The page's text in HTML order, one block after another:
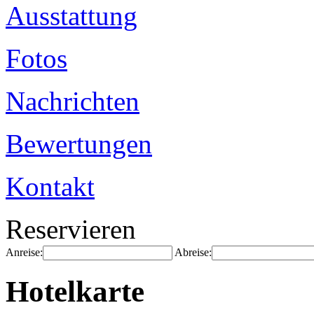
Ausstattung
Fotos
Nachrichten
Bewertungen
Kontakt
Reservieren
Anreise: Abreise:
Hotelkarte